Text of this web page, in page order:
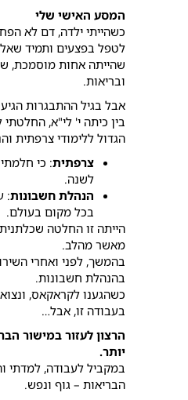
המסע האישי שלי
כשהייתי ילדה, דם לא
לטפל בפצעים ותמיד
שהייתה אחות מוסמכת,
ובריאות.
אבל בגיל ההתבגרות הגיע
בין כיתה י' לי"א,
הגדול ללימודי צרפתית
צרפתית: כי
לשנה.
הנהלת חשבונות:
בכל מקום בעולם.
הייתה זו החלטה
מאשר מהלב.
בהמשך, לפני ואחרי
בהנהלת חשבונות.
כשהגענו לקראקאס,
בעבודה זו, אבל…
הרצון לעזור במישור
יותר.
במקביל לעבודה, למדתי
הבריאות – גוף ונפש.